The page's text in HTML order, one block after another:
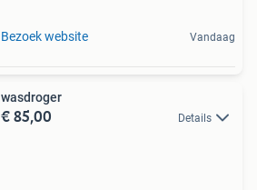
Bezoek website Vandaag
wasdroger
€ 85,00 Details